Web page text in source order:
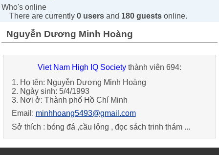
Who's online
There are currently 0 usersand 180 guestsonline.
Nguyễn Dương Minh Hoàng
Viet Nam High IQ Societythành viên 694:
1. Họ tên: Nguyễn Dương Minh Hoàng
2. Ngày sinh: 5/4/1993
3. Nơi ở: Thành phố Hồ Chí Minh
Email: minhhoang5493@gmail.com
Sở thích : bóng đá ,cầu lông , đọc sách trinh thám ...